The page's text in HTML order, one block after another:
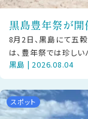
黒島豊年祭が開
8月2日、黒島にて五
は、豊年祭では珍しい
が浜から船へ向けて全
黒島 | 2026.08.04
スポット